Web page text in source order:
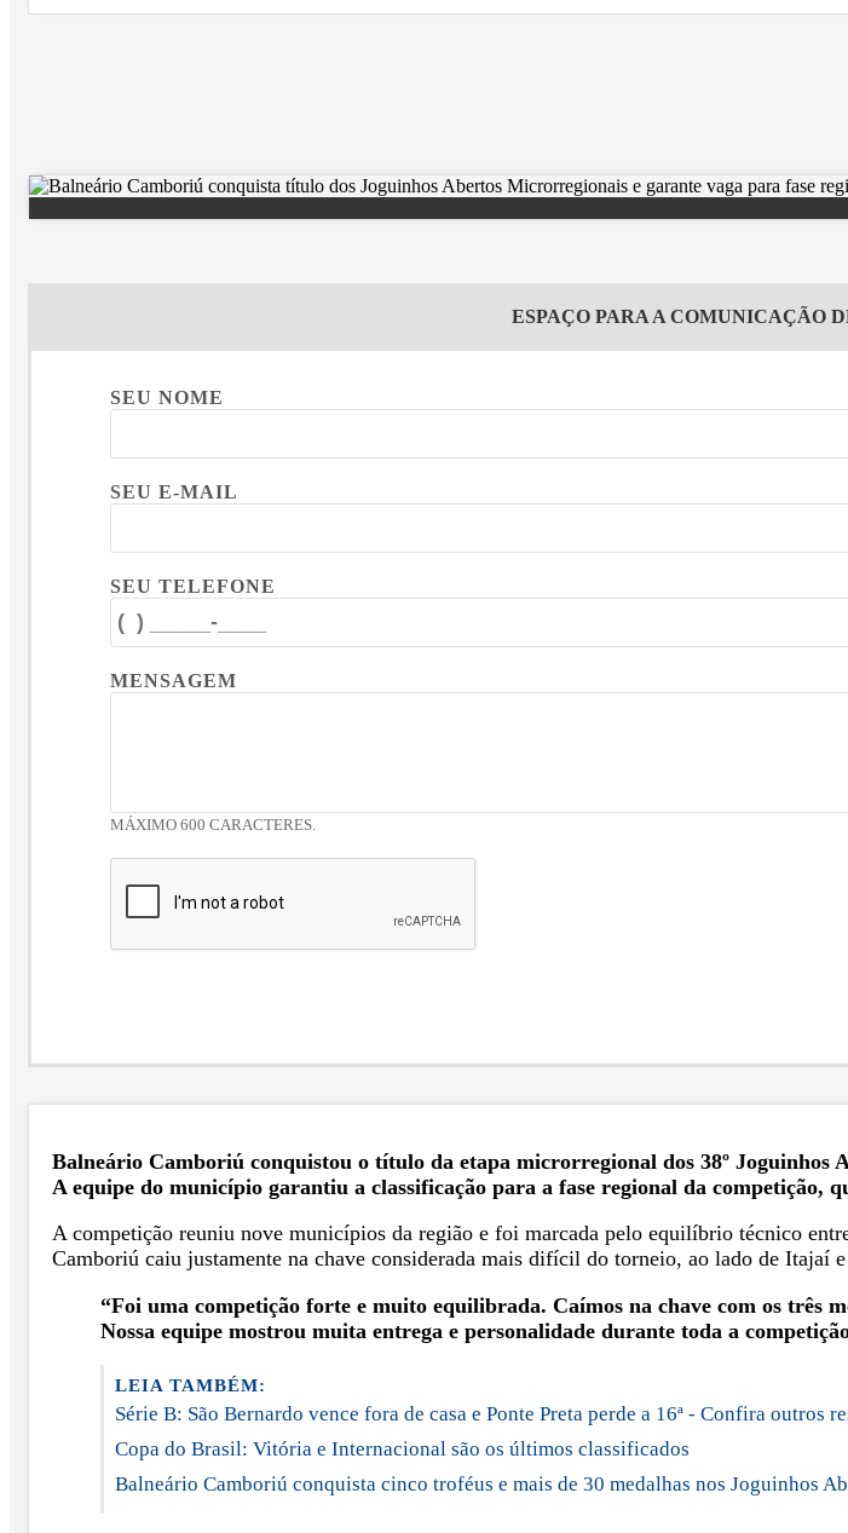
ESPAÇO PARA A COMUNICAÇÃO
SEU NOME
SEU E-MAIL
SEU TELEFONE
MENSAGEM
MÁXIMO 600 CARACTERES.
Balneário Camboriú conquistou o título da etapa microrregional dos 38º Joguinhos
A equipe do município garantiu a classificação para a fase regional da competição,
A competição reuniu nove municípios da região e foi marcada pelo equilíbrio técnico
Camboriú caiu justamente na chave considerada mais difícil do torneio, ao lado de Itajaí
“Foi uma competição forte e muito equilibrada. Caímos na chave com os três
Nossa equipe mostrou muita entrega e personalidade durante toda a
LEIA TAMBÉM:
Série B: São Bernardo vence fora de casa e Ponte Preta perde a 16ª - Confira outros
Copa do Brasil: Vitória e Internacional são os últimos classificados
Balneário Camboriú conquista cinco troféus e mais de 30 medalhas nos Joguinhos